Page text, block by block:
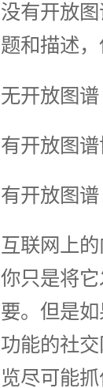
没有开放
题和描述
无开放图谱
有开放图谱
有开放图谱
互联网上
你只是将
要。但是
功能的社
览尽可能